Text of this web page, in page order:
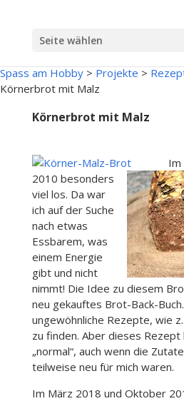
Seite wählen
Spass am Hobby > Projekte >
Körnerbrot mit Malz
Körnerbrot mit Malz
Im
2010 besonders
viel los. Da war
ich auf der Suche
nach etwas
Essbarem, was
einem Energie
gibt und nicht
nimmt! Die Idee zu diesem
neu gekauftes Brot-Back-
ungewöhnliche Rezepte, wie
zu finden. Aber dieses Rezept
„normal“, auch wenn die
teilweise neu für mich waren.
Im März 2018 und Oktober